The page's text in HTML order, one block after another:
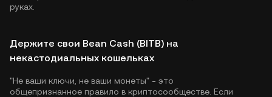
руках.
Держите свои Bean Cash (BITB) на
некастодиальных кошельках
"Не ваши ключи, не ваши монеты" - это
общепризнанное правило в криптосообществе. Если